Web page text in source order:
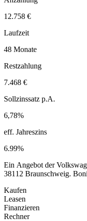
12.758 €
Laufzeit
48 Monate
Restzahlung
7.468 €
Sollzinssatz p.A.
6,78%
eff. Jahreszins
6.99%
Ein Angebot der
38112 Braunschweig.
Kaufen
Leasen
Finanzieren
Rechner